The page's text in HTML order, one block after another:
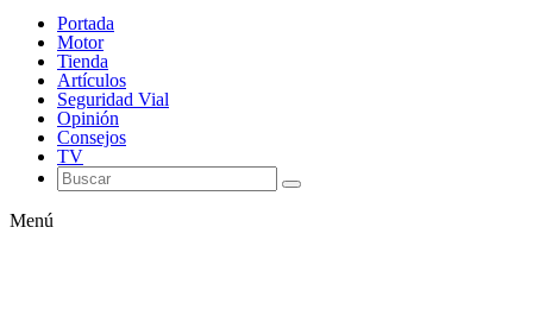
Portada
Motor
Tienda
Artículos
Seguridad Vial
Opinión
Consejos
TV
Menú